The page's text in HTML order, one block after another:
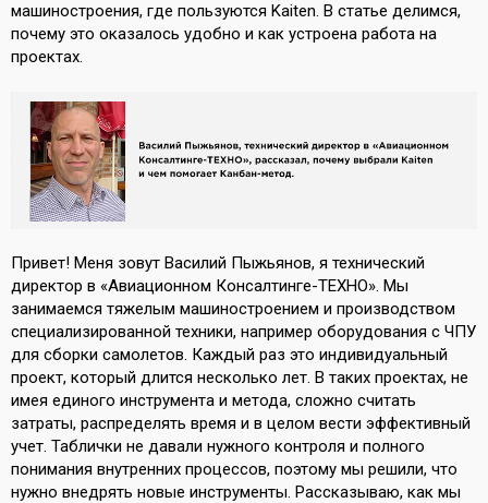
машиностроения, где пользуются Kaiten. В статье делимся,
почему это оказалось удобно и как устроена работа на
проектах.
Привет! Меня зовут Василий Пыжьянов, я технический
директор в «Авиационном Консалтинге-ТЕХНО». Мы
занимаемся тяжелым машиностроением и производством
специализированной техники, например оборудования с ЧПУ
для сборки самолетов. Каждый раз это индивидуальный
проект, который длится несколько лет. В таких проектах, не
имея единого инструмента и метода, сложно считать
затраты, распределять время и в целом вести эффективный
учет. Таблички не давали нужного контроля и полного
понимания внутренних процессов, поэтому мы решили, что
нужно внедрять новые инструменты. Рассказываю, как мы